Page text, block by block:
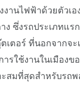
านไฟฟ้าด้วยตัวเอ
ง ซึ่งรถประเภทแร
เตอร์ ที่นอกจากจะ
รใช้งานในเมืองข
ะสมที่สุดสำหรับรถ